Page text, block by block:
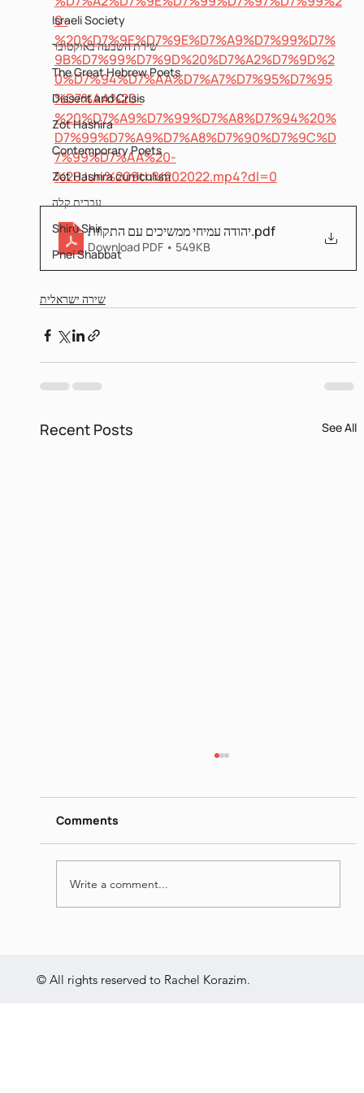
Israeli Society
שירת השבעה באוקטובר
The Great Hebrew Poets
Dissent and Crisis
Zot Hashira
Contemporary Poets
Zot Hashira curriculum
עברית קלה
Shiru Shir
Pnei Shabbat
0-
%20%D7%9E%D7%9E%D7%A9%D7%99%D7%
9B%D7%99%D7%9D%20%D7%A2%D7%9D%2
0%D7%94%D7%AA%D7%A7%D7%95%D7%95
%D7%AA%20-
%20%D7%A9%D7%99%D7%A8%D7%94%20%
D7%99%D7%A9%D7%A8%D7%90%D7%9C%D
7%99%D7%AA%20-
%20Jun%209th%202022.mp4?dl=0
יהודה עמיחי ממשיכים עם התקוות.pdf
Download PDF • 549KB
שירה ישראלית
Recent Posts See All
https://www.dropbox.com/scl/fi/26ip5u1qjrn
gquo4hqe8o/I-Jun-16-2026.mp4?
rlkey=vrn1b0lj2e1jk7v84mh31x695&st=nmt0
yvgu&dl=0
Comments
Write a comment...
© All rights reserved to Rachel Korazim.